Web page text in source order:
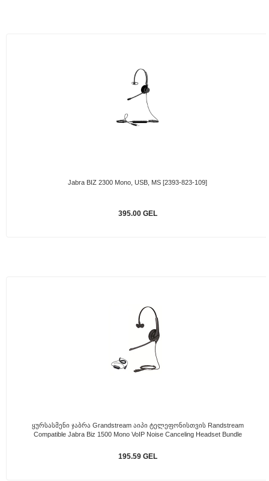
Jabra BIZ 2300 Mono, USB, MS [2393-823-109]
395.00 GEL
Ყურსასმენი Ჯაბრა Grandstream Აიპი Ტელეფონისთვის Randstream
Compatible Jabra Biz 1500 Mono VoIP Noise Canceling Headset Bundle
195.59 GEL